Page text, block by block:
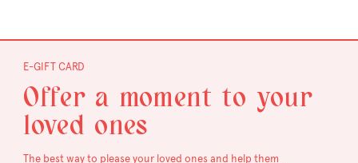
E-GIFT CARD
Offer a moment to your
loved ones
The best way to please your loved ones and help them